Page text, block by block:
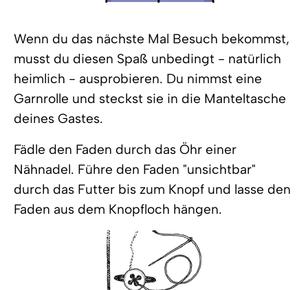
Wenn du das nächste Mal Besuch bekommst,
musst du diesen Spaß unbedingt - natürlich
heimlich - ausprobieren. Du nimmst eine
Garnrolle und steckst sie in die Manteltasche
deines Gastes.
Fädle den Faden durch das Öhr einer
Nähnadel. Führe den Faden "unsichtbar"
durch das Futter bis zum Knopf und lasse den
Faden aus dem Knopfloch hängen.